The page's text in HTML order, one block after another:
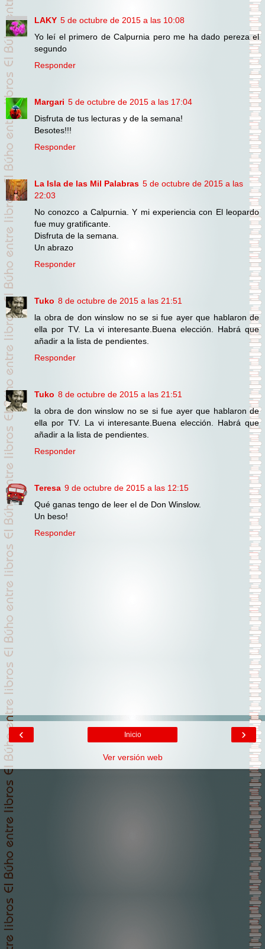
LAKY 5 de octubre de 2015 a las 10:08
Yo leí el primero de Calpurnia pero me ha dado pereza el
segundo
Responder
Margari 5 de octubre de 2015 a las 17:04
Disfruta de tus lecturas y de la semana!
Besotes!!!
Responder
La Isla de las Mil Palabras 5 de octubre de 2015 a las
22:03
No conozco a Calpurnia. Y mi experiencia con El leopardo
fue muy gratificante.
Disfruta de la semana.
Un abrazo
Responder
Tuko 8 de octubre de 2015 a las 21:51
la obra de don winslow no se si fue ayer que hablaron de
ella por TV. La vi interesante.Buena elección. Habrá que
añadir a la lista de pendientes.
Responder
Tuko 8 de octubre de 2015 a las 21:51
la obra de don winslow no se si fue ayer que hablaron de
ella por TV. La vi interesante.Buena elección. Habrá que
añadir a la lista de pendientes.
Responder
Teresa 9 de octubre de 2015 a las 12:15
Qué ganas tengo de leer el de Don Winslow.
Un beso!
Responder
‹ ›
Inicio
Ver versión web